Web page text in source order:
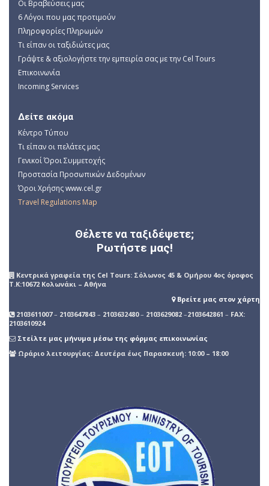
Οι Βραβεύσεις μας
6 Λόγοι που μας προτιμούν
Πληροφορίες Πληρωμών
Τι είπαν οι ταξιδιώτες μας
Γράψτε & αξιολογήστε την εμπειρία σας με την Cel Tours
Επικοινωνία
Incoming Services
Δείτε ακόμα
Κέντρο Τύπου
Τι είπαν οι πελάτες μας
Γενικοί Όροι Συμμετοχής
Προστασία Προσωπικών Δεδομένων
Όροι Χρήσης www.cel.gr
Travel Regulations Map
Θέλετε να ταξιδέψετε;
Ρωτήστε μας!
Kεντρικά γραφεία της Cel Tours: Σόλωνος 45 & Ομήρου 4ος όροφος
Τ.Κ:10672 Κολωνάκι – Αθήνα
Βρείτε μας στον χάρτη
2103611007– 2103647843 – 2103632480– 2103629082 –2103642861 – FAX:
2103610924
Στείλτε μας μήνυμα μέσω της φόρμας επικοινωνίας
Ωράριο λειτουργίας: Δευτέρα έως Παρασκευή: 10:00 – 18:00